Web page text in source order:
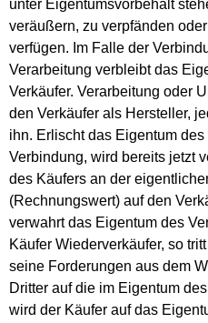
unter Eigentumsvorbehalt
veräußern, zu verpfänden
verfügen. Im Falle der
Verarbeitung verbleibt das
Verkäufer. Verarbeitung oder
den Verkäufer als Hersteller,
ihn. Erlischt das Eigentum des
Verbindung, wird bereits jetzt
des Käufers an der
(Rechnungswert) auf den
verwahrt das Eigentum des
Käufer Wiederverkäufer, so
seine Forderungen aus dem
Dritter auf die im Eigentum
wird der Käufer auf das